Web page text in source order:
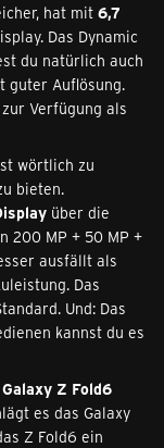
hat mit 6,7
Das Dynamic
du natürlich auch
guter Auflösung.
Verfügung als
wörtlich zu
bieten.
über die
200 MP + 50 MP +
ausfällt als
Das
Und: Das
kannst du es
Galaxy Z Fold6
es das Galaxy
Z Fold6 ein